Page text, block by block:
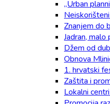
„Urban
Znanjem do
Jadran,
Džem od
Obnova
1. hrvatski
Zaštita i
Lokalni